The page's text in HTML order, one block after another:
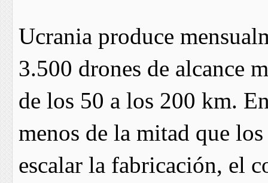
Ucrania produce
3.500 drones de alcance
de los 50 a los 200 km.
menos de la mitad que
escalar la fabricación, el